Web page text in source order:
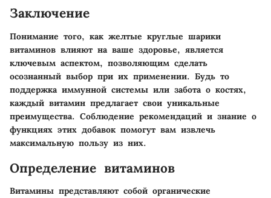
Заключение
Понимание того, как желтые круглые шарики
витаминов влияют на ваше здоровье, является
ключевым аспектом, позволяющим сделать
осознанный выбор при их применении. Будь то
поддержка иммунной системы или забота о костях,
каждый витамин предлагает свои уникальные
преимущества. Соблюдение рекомендаций и знание о
функциях этих добавок помогут вам извлечь
максимальную пользу из них.
Определение витаминов
Витамины представляют собой органические